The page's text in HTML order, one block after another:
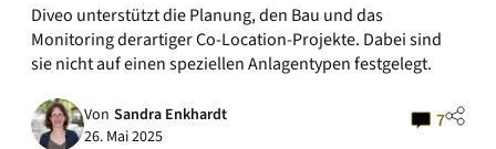
Diveo unterstützt die Planung, den Bau und das
Monitoring derartiger Co-Location-Projekte. Dabei sind
sie nicht auf einen speziellen Anlagentypen festgelegt.
Von Sandra Enkhardt
26. Mai 2025
7